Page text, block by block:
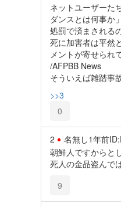
ネットユーザーた
ダンスとは何事か
処罰で済まされる
死に加害者は平然
メントが寄せられ
/AFPBB News
そういえば雑踏事
>>3
0
2 名無し1年前
朝鮮人ですからと
死人の金品盗んで
9